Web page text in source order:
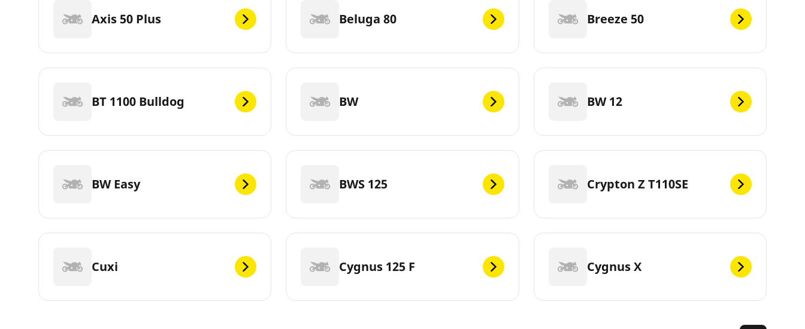
Axis 50 Plus Beluga 80 Breeze 50
BT 1100 Bulldog BW BW 12
BW Easy BWS 125 Crypton Z T110SE
Cuxi Cygnus 125 F Cygnus X